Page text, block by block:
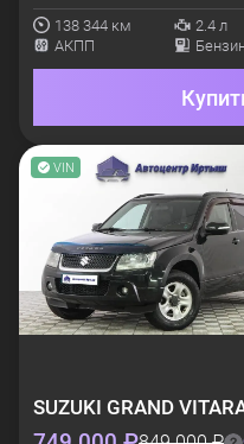
138 344 км 2.4 л
АКПП
VIN
SUZUKI GRAND